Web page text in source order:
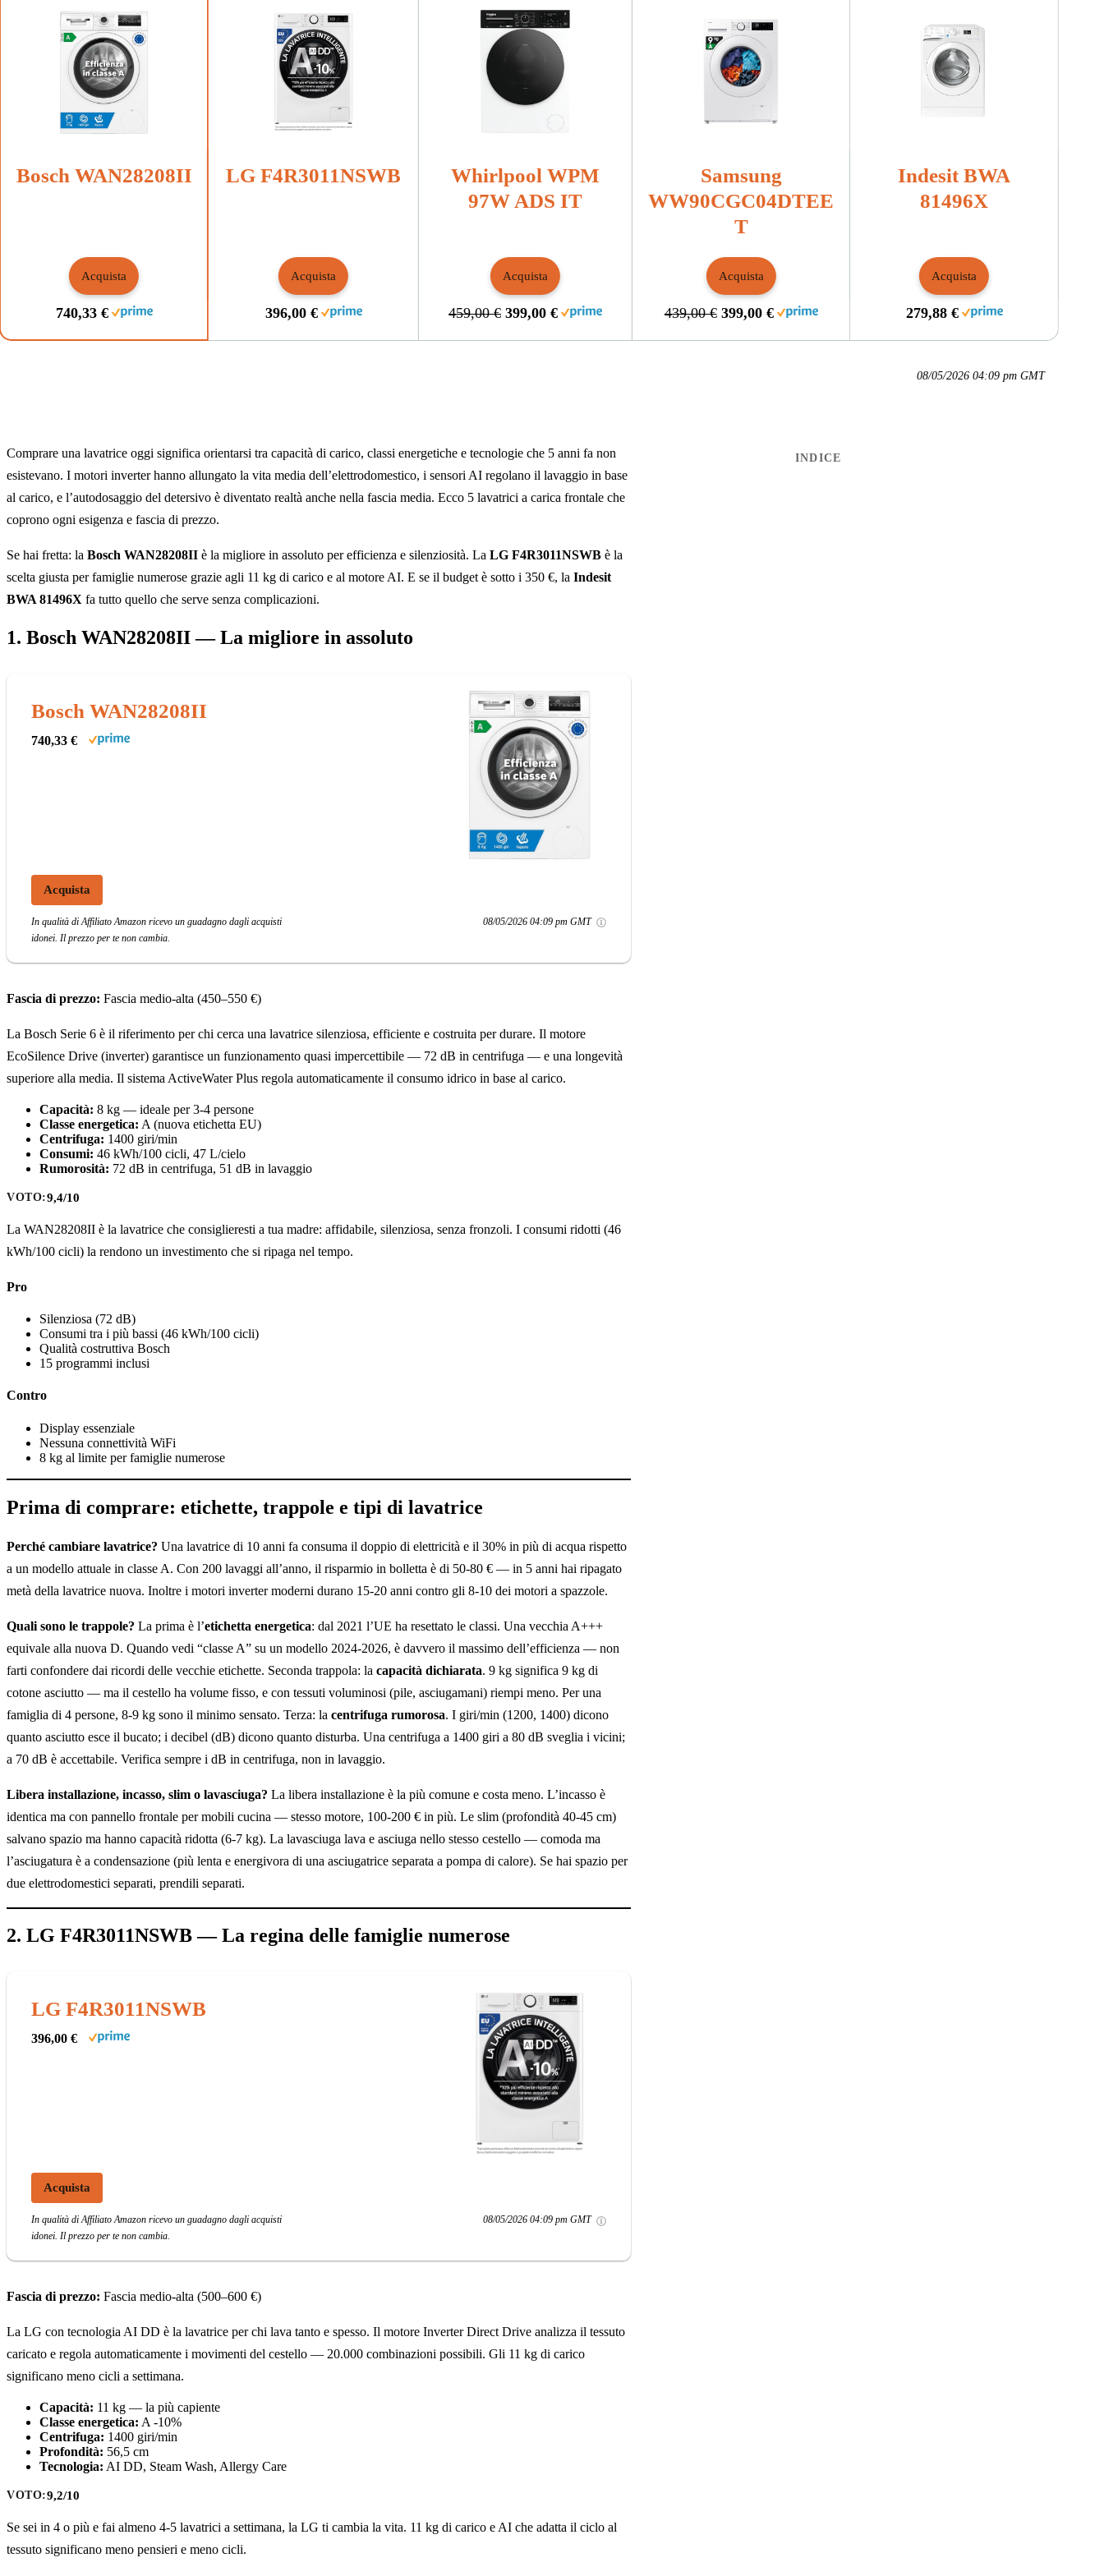
Bosch WAN28208II LG F4R3011NSWB
Whirlpool WPM
97W ADS IT
Samsung
WW90CGC04DTEE
T
Indesit BWA
81496X
Acquista Acquista Acquista Acquista Acquista
740,33 € 396,00 € 459,00 € 399,00 € 439,00 € 399,00 € 279,88 €
08/05/2026 04:09 pm GMT
Comprare una lavatrice oggi significa orientarsi tra capacità di carico, classi energetiche e tecnologie che 5 anni fa non
esistevano. I motori inverter hanno allungato la vita media dell’elettrodomestico, i sensori AI regolano il lavaggio in base
al carico, e l’autodosaggio del detersivo è diventato realtà anche nella fascia media. Ecco 5 lavatrici a carica frontale che
coprono ogni esigenza e fascia di prezzo.
Se hai fretta: la Bosch WAN28208II è la migliore in assoluto per efficienza e silenziosità. La LG F4R3011NSWB è la
scelta giusta per famiglie numerose grazie agli 11 kg di carico e al motore AI. E se il budget è sotto i 350 €, la Indesit
BWA 81496X fa tutto quello che serve senza complicazioni.
1. Bosch WAN28208II — La migliore in assoluto
Bosch WAN28208II
740,33 €
Acquista
In qualità di Affiliato Amazon ricevo un guadagno dagli acquisti
idonei. Il prezzo per te non cambia.
08/05/2026 04:09 pm GMT
Fascia di prezzo: Fascia medio-alta (450–550 €)
La Bosch Serie 6 è il riferimento per chi cerca una lavatrice silenziosa, efficiente e costruita per durare. Il motore
EcoSilence Drive (inverter) garantisce un funzionamento quasi impercettibile — 72 dB in centrifuga — e una longevità
superiore alla media. Il sistema ActiveWater Plus regola automaticamente il consumo idrico in base al carico.
Capacità: 8 kg — ideale per 3-4 persone
Classe energetica: A (nuova etichetta EU)
Centrifuga: 1400 giri/min
Consumi: 46 kWh/100 cicli, 47 L/cielo
Rumorosità: 72 dB in centrifuga, 51 dB in lavaggio
VOTO:9,4/10
La WAN28208II è la lavatrice che consiglieresti a tua madre: affidabile, silenziosa, senza fronzoli. I consumi ridotti (46
kWh/100 cicli) la rendono un investimento che si ripaga nel tempo.
Pro
Silenziosa (72 dB)
Consumi tra i più bassi (46 kWh/100 cicli)
Qualità costruttiva Bosch
15 programmi inclusi
Contro
Display essenziale
Nessuna connettività WiFi
8 kg al limite per famiglie numerose
Prima di comprare: etichette, trappole e tipi di lavatrice
Perché cambiare lavatrice? Una lavatrice di 10 anni fa consuma il doppio di elettricità e il 30% in più di acqua rispetto
a un modello attuale in classe A. Con 200 lavaggi all’anno, il risparmio in bolletta è di 50-80 € — in 5 anni hai ripagato
metà della lavatrice nuova. Inoltre i motori inverter moderni durano 15-20 anni contro gli 8-10 dei motori a spazzole.
Quali sono le trappole? La prima è l’etichetta energetica: dal 2021 l’UE ha resettato le classi. Una vecchia A+++
equivale alla nuova D. Quando vedi “classe A” su un modello 2024-2026, è davvero il massimo dell’efficienza — non
farti confondere dai ricordi delle vecchie etichette. Seconda trappola: la capacità dichiarata. 9 kg significa 9 kg di
cotone asciutto — ma il cestello ha volume fisso, e con tessuti voluminosi (pile, asciugamani) riempi meno. Per una
famiglia di 4 persone, 8-9 kg sono il minimo sensato. Terza: la centrifuga rumorosa. I giri/min (1200, 1400) dicono
quanto asciutto esce il bucato; i decibel (dB) dicono quanto disturba. Una centrifuga a 1400 giri a 80 dB sveglia i vicini;
a 70 dB è accettabile. Verifica sempre i dB in centrifuga, non in lavaggio.
Libera installazione, incasso, slim o lavasciuga? La libera installazione è la più comune e costa meno. L’incasso è
identica ma con pannello frontale per mobili cucina — stesso motore, 100-200 € in più. Le slim (profondità 40-45 cm)
salvano spazio ma hanno capacità ridotta (6-7 kg). La lavasciuga lava e asciuga nello stesso cestello — comoda ma
l’asciugatura è a condensazione (più lenta e energivora di una asciugatrice separata a pompa di calore). Se hai spazio per
due elettrodomestici separati, prendili separati.
2. LG F4R3011NSWB — La regina delle famiglie numerose
LG F4R3011NSWB
396,00 €
Acquista
In qualità di Affiliato Amazon ricevo un guadagno dagli acquisti
idonei. Il prezzo per te non cambia.
08/05/2026 04:09 pm GMT
Fascia di prezzo: Fascia medio-alta (500–600 €)
La LG con tecnologia AI DD è la lavatrice per chi lava tanto e spesso. Il motore Inverter Direct Drive analizza il tessuto
caricato e regola automaticamente i movimenti del cestello — 20.000 combinazioni possibili. Gli 11 kg di carico
significano meno cicli a settimana.
Capacità: 11 kg — la più capiente
Classe energetica: A -10%
Centrifuga: 1400 giri/min
Profondità: 56,5 cm
Tecnologia: AI DD, Steam Wash, Allergy Care
VOTO:9,2/10
Se sei in 4 o più e fai almeno 4-5 lavatrici a settimana, la LG ti cambia la vita. 11 kg di carico e AI che adatta il ciclo al
tessuto significano meno pensieri e meno cicli.
INDICE